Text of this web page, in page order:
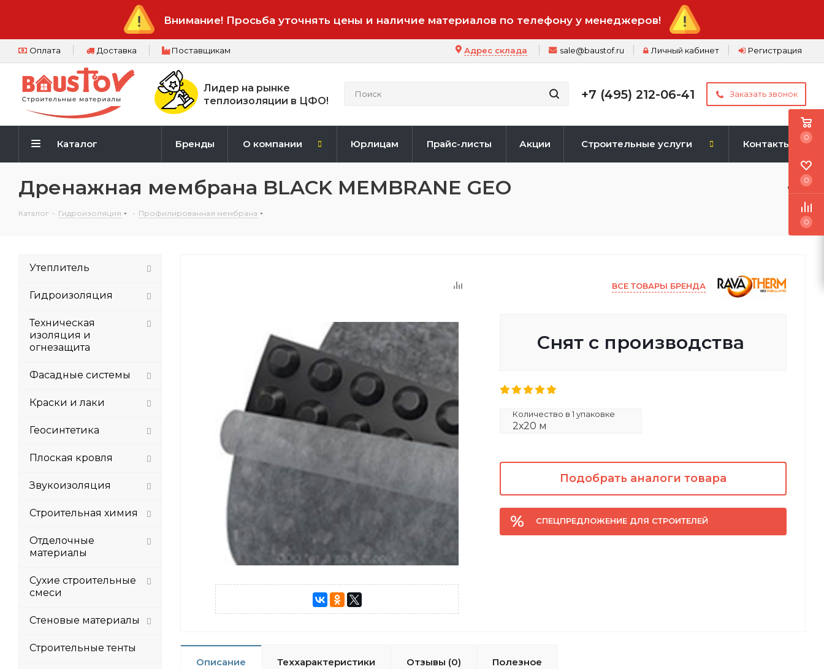
Внимание! Просьба уточнять цены и наличие материалов по телефону у менеджеров!
Оплата Доставка Поставщикам Регистрация
Личный кабинет
sale@baustof.ru
Адрес склада
Лидер на рынке
теплоизоляции в ЦФО!
+7 (495) 212-06-41 Заказать звонок
Каталог Бренды О компании Юрлицам Прайс-листы Акции Строительные услуги Контакты
Дренажная мембрана BLACK MEMBRANE GEO
Каталог - Гидроизоляция - Профилированная мембрана
ВСЕ ТОВАРЫ БРЕНДА
Снят с производства
Количество в 1 упаковке
2х20 м
Подобрать аналоги товара
СПЕЦПРЕДЛОЖЕНИЕ ДЛЯ СТРОИТЕЛЕЙ
Описание Теххарактеристики Отзывы (0) Полезное
Утеплитель
Гидроизоляция
Техническая
изоляция и
огнезащита
Фасадные системы
Краски и лаки
Геосинтетика
Плоская кровля
Звукоизоляция
Строительная химия
Отделочные
материалы
Сухие строительные
смеси
Стеновые материалы
Строительные тенты
0
0
0